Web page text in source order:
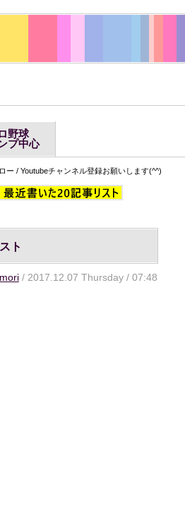
野球
プ中心
ー / Youtubeチャンネル登録お願いします(^^)
ト
/ 2017.12.07 Thursday / 07:48